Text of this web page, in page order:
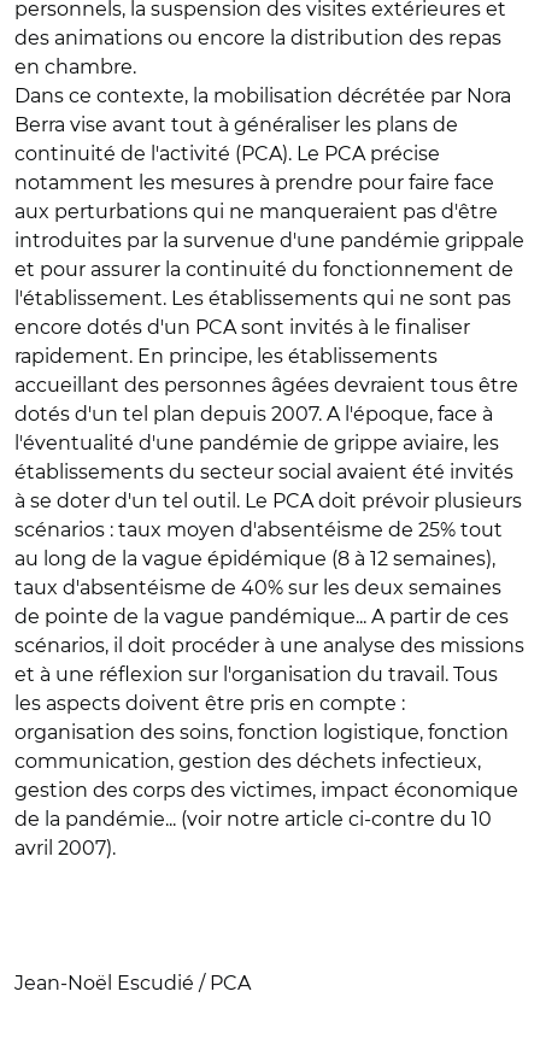
personnels, la suspension des visites extérieures et
des animations ou encore la distribution des repas
en chambre.
Dans ce contexte, la mobilisation décrétée par Nora
Berra vise avant tout à généraliser les plans de
continuité de l'activité (PCA). Le PCA précise
notamment les mesures à prendre pour faire face
aux perturbations qui ne manqueraient pas d'être
introduites par la survenue d'une pandémie grippale
et pour assurer la continuité du fonctionnement de
l'établissement. Les établissements qui ne sont pas
encore dotés d'un PCA sont invités à le finaliser
rapidement. En principe, les établissements
accueillant des personnes âgées devraient tous être
dotés d'un tel plan depuis 2007. A l'époque, face à
l'éventualité d'une pandémie de grippe aviaire, les
établissements du secteur social avaient été invités
à se doter d'un tel outil. Le PCA doit prévoir plusieurs
scénarios : taux moyen d'absentéisme de 25% tout
au long de la vague épidémique (8 à 12 semaines),
taux d'absentéisme de 40% sur les deux semaines
de pointe de la vague pandémique... A partir de ces
scénarios, il doit procéder à une analyse des missions
et à une réflexion sur l'organisation du travail. Tous
les aspects doivent être pris en compte :
organisation des soins, fonction logistique, fonction
communication, gestion des déchets infectieux,
gestion des corps des victimes, impact économique
de la pandémie... (voir notre article ci-contre du 10
avril 2007).
Jean-Noël Escudié / PCA